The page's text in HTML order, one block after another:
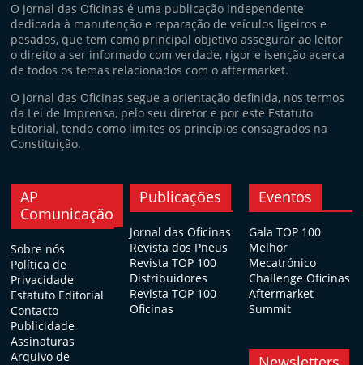
O Jornal das Oficinas é uma publicação independente
dedicada à manutenção e reparação de veículos ligeiros e
pesados, que tem como principal objetivo assegurar ao leitor
o direito a ser informado com verdade, rigor e isenção acerca
de todos os temas relacionados com o aftermarket.
O Jornal das Oficinas segue a orientação definida, nos termos
da Lei de Imprensa, pelo seu diretor e por este Estatuto
Editorial, tendo como limites os princípios consagrados na
Constituição.
AP
Comunicação
Sobre nós
Política de
Privacidade
Estatuto Editorial
Contacto
Publicidade
Assinaturas
Arquivo de
Publicações
Jornal das Oficinas
Revista dos Pneus
Revista TOP 100
Distribuidores
Revista TOP 100
Oficinas
Eventos
Gala TOP 100
Melhor
Mecatrónico
Challenge Oficinas
Aftermarket
Summit